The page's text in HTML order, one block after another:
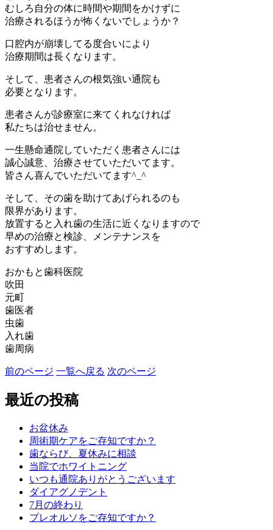
むしろ自分の体に時間や期間をかけずに
治療されるほうが怖くないでしょうか？
口腔内が崩壊してる度合いにより
治療期間は長くなります。
そして、患者さんの根気強い通院も
必要となります。
患者さんが診療室に来てくれなければ
私たちは治せません。
一生懸命通院していただく患者さんには
誠心誠意、治療させていただいてます。
皆さん喜んでいただいてます^_^
そして、その歯を助けてあげられるのも
限界があります。
放置すると入れ歯の生活に近くなりますので
早めの治療と検診、メンテナンスを
おすすめします。
おかもと歯科医院
吹田
元町
歯医者
虫歯
入れ歯
歯周病
前のページ 一覧へ戻る 次のページ
最近の投稿
お盆休み
周術期ケアをご存知ですか？
歯ならび、夏休みに相談
当院でホワイトニング
いつも通院ありがとうございます
ダイアグノデント
7月の終わり
プレオルソをご存知ですか？